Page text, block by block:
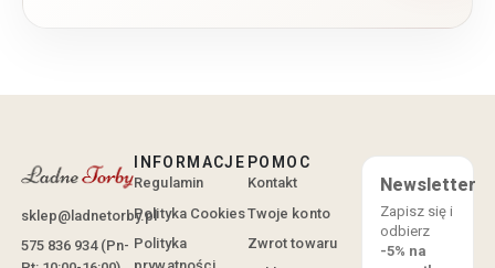
sklep@ladnetorby.pl
575 836 934 (Pn-
INFORMACJE
Regulamin
Polityka Cookies
Polityka
POMOC
Kontakt
Twoje konto
Zwrot towaru
Newsletter
Zapisz się i
odbierz
-5% na